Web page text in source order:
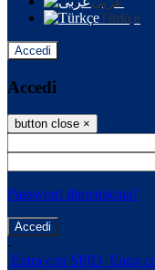
Türkçe
Accedi
Accedi
button close ×
Password dimenticata?
-
Entra con SPID Entra